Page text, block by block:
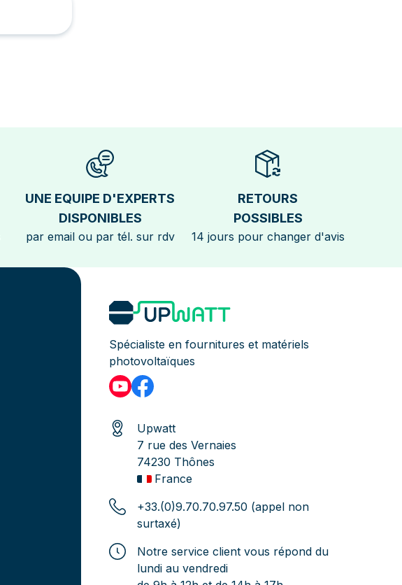
UNE EQUIPE D'EXPERTS
DISPONIBLES
par email ou par tél. sur rdv
RETOURS
POSSIBLES
14 jours pour changer d'avis
Spécialiste en fournitures et matériels
photovoltaïques
Upwatt
7 rue des Vernaies
74230 Thônes
France
+33.(0)9.70.70.97.50 (appel non
surtaxé)
Notre service client vous répond du
lundi au vendredi